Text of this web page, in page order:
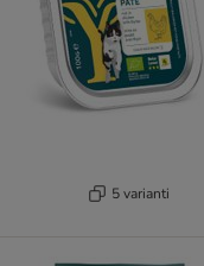
5 varianti